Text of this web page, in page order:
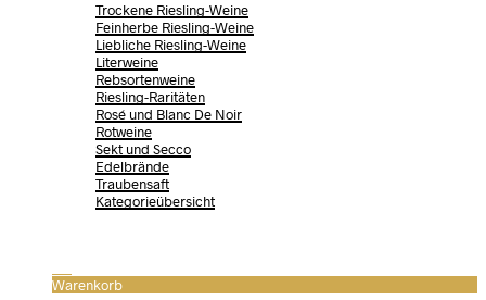
Trockene Riesling-Weine
Feinherbe Riesling-Weine
Liebliche Riesling-Weine
Literweine
Rebsortenweine
Riesling-Raritäten
Rosé und Blanc De Noir
Rotweine
Sekt und Secco
Edelbrände
Traubensaft
Kategorieübersicht
Warenkorb